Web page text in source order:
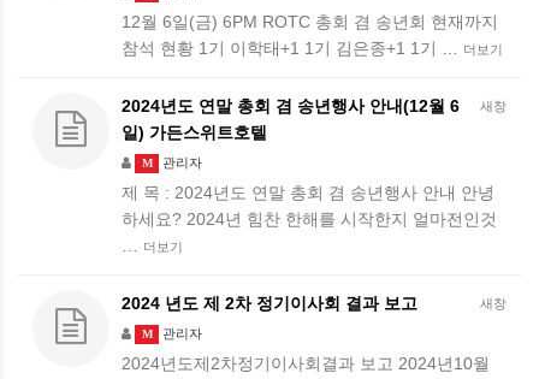
12월 6일(금) 6PM ROTC 총회 겸 송년회 현재까지
참석 현황 1기 이학태+1 1기 김은종+1 1기 …
더보기
새창
2024년도 연말 총회 겸 송년행사 안내(12월 6
일) 가든스위트호텔
M 관리자
제 목 : 2024년도 연말 총회 겸 송년행사 안내 안녕
하세요? 2024년 힘찬 한해를 시작한지 얼마전인것
더보기
새창
2024 년도 제 2차 정기이사회 결과 보고
M 관리자
2024년도제2차정기이사회결과 보고 2024년10월